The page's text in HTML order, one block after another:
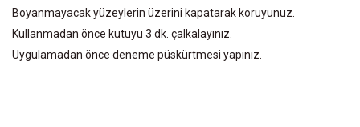
Boyanmayacak yüzeylerin üzerini kapatarak koruyunuz.
Kullanmadan önce kutuyu 3 dk. çalkalayınız.
Uygulamadan önce deneme püskürtmesi yapınız.